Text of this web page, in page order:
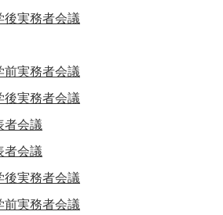
実務者会議
実務者会議
実務者会議
会議
会議
実務者会議
実務者会議